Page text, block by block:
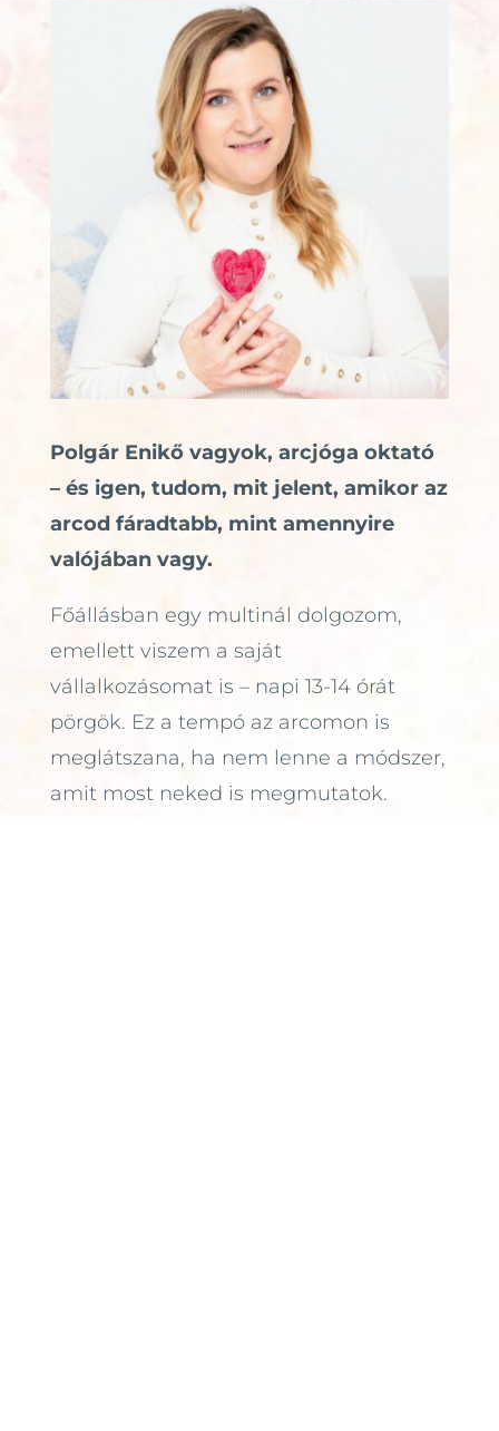
Polgár Enikő vagyok, arcjóga oktató
– és igen, tudom, mit jelent, amikor az
arcod fáradtabb, mint amennyire
valójában vagy.
Főállásban egy multinál dolgozom,
emellett viszem a saját
vállalkozásomat is – napi 13-14 órát
pörgök. Ez a tempó az arcomon is
meglátszana, ha nem lenne a módszer,
amit most neked is megmutatok.